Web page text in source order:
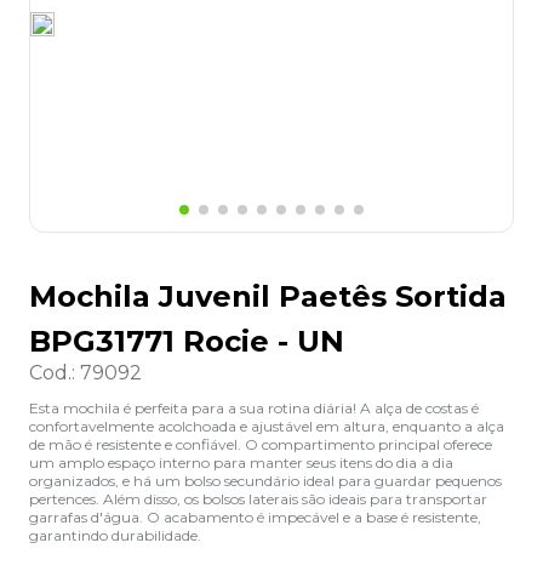
Mochila Juvenil Paetês Sortida
BPG31771 Rocie - UN
Cod.: 79092
Esta mochila é perfeita para a sua rotina diária! A alça de costas é
confortavelmente acolchoada e ajustável em altura, enquanto a alça
de mão é resistente e confiável. O compartimento principal oferece
um amplo espaço interno para manter seus itens do dia a dia
organizados, e há um bolso secundário ideal para guardar pequenos
pertences. Além disso, os bolsos laterais são ideais para transportar
garrafas d'água. O acabamento é impecável e a base é resistente,
garantindo durabilidade.
8